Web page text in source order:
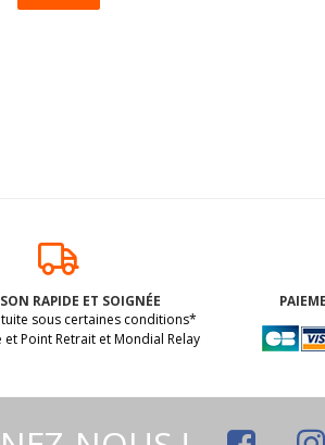
BIO vegan sans
grammes
RAPIDE ET SOIGNÉE
sous certaines conditions*
et Point Retrait et Mondial Relay